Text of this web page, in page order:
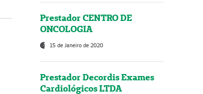
Prestador CENTRO DE
ONCOLOGIA
15 de Janeiro de 2020
Prestador Decordis Exames
Cardiológicos LTDA